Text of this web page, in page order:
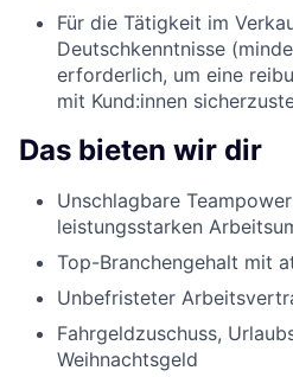
Für die Tätigkeit im
Deutschkenntnisse
erforderlich, um eine
mit Kund:innen
Das bieten wir dir
Unschlagbare
leistungsstarken
Top-Branchengehalt mit
Unbefristeter
Fahrgeldzuschuss,
Weihnachtsgeld